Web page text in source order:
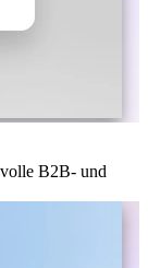
B2B- und